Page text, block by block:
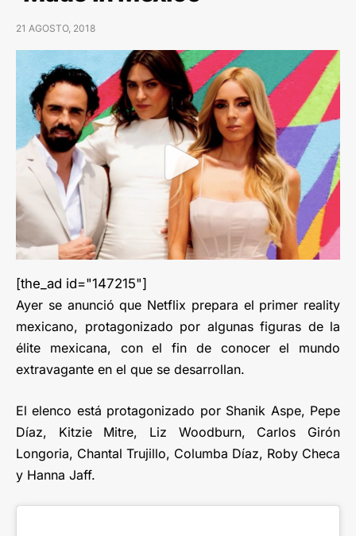
21 AGOSTO, 2018
[the_ad id="147215"]
Ayer se anunció que Netflix prepara el primer reality
mexicano, protagonizado por algunas figuras de la
élite mexicana, con el fin de conocer el mundo
extravagante en el que se desarrollan.
El elenco está protagonizado por Shanik Aspe, Pepe
Díaz, Kitzie Mitre, Liz Woodburn, Carlos Girón
Longoria, Chantal Trujillo, Columba Díaz, Roby Checa
y Hanna Jaff.